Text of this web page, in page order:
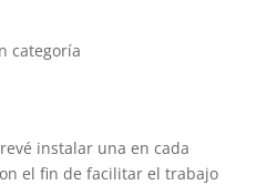
categoría
instalar una en cada
el fin de facilitar el trabajo